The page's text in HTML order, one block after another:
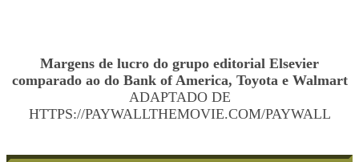
Margens de lucro do grupo editorial Elsevier
comparado ao do Bank of America, Toyota e Walmart
ADAPTADO DE
HTTPS://PAYWALLTHEMOVIE.COM/PAYWALL